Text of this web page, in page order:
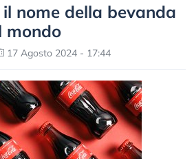
nome della bevanda
mondo
17 Agosto 2024 - 17:44